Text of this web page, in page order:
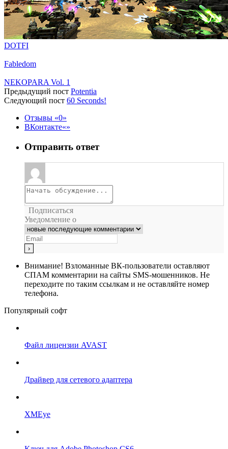
DOTFI
Fabledom
NEKOPARA Vol. 1
Предыдущий пост Potentia
Следующий пост 60 Seconds!
Отзывы
0
ВКонтакте
Отправить ответ
Подписаться
Уведомление о
Внимание! Взломанные ВК-пользователи оставляют
СПАМ комментарии на сайты SMS-мошенников. Не
переходите по таким ссылкам и не оставляйте номер
телефона.
Популярный софт
Файл лицензии AVAST
Драйвер для сетевого адаптера
XMEye